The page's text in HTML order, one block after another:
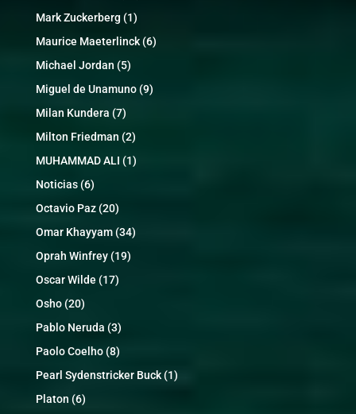
Mark Zuckerberg (1)
Maurice Maeterlinck(6)
Michael Jordan (5)
Miguel de Unamuno(9)
Milan Kundera (7)
Milton Friedman (2)
MUHAMMAD ALI (1)
Noticias(6)
Octavio Paz(20)
Omar Khayyam(34)
Oprah Winfrey(19)
Oscar Wilde (17)
Osho(20)
Pablo Neruda (3)
Paolo Coelho(8)
Pearl Sydenstricker Buck(1)
Platon (6)